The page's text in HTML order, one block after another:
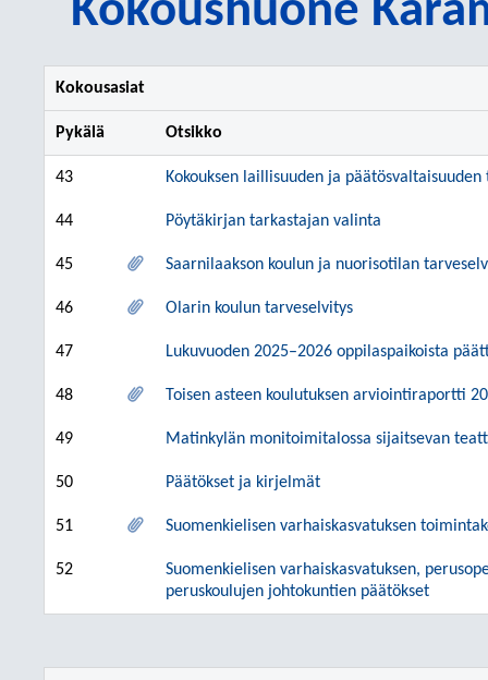
Kokoushuone
Kokousasiat
Pykälä Otsikko
43 Kokouksen laillisuuden ja
44 Pöytäkirjan tarkastajan valinta
45 Saarnilaakson koulun ja nuorisotilan
46 Olarin koulun tarveselvitys
47 Lukuvuoden 2025–2026 oppilaspaikoista
48 Toisen asteen koulutuksen arviointiraportti
49 Matinkylän monitoimitalossa sijaitsevan
50 Päätökset ja kirjelmät
51 Suomenkielisen varhaiskasvatuksen
52
Suomenkielisen varhaiskasvatuksen,
peruskoulujen johtokuntien päätökset